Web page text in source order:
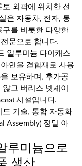
외곽에 위치한 선
은 자동차, 전자, 통
를 비롯한 다양한
문으로 합니다.
알루미늄 다이캐스
연을 결합재로 사용
보유하며, 후가공
고 버리스 넷셰이
시설입니다.
드 기술, 통합 자동화
Assembly) 정밀 아
루미늄으로
생산